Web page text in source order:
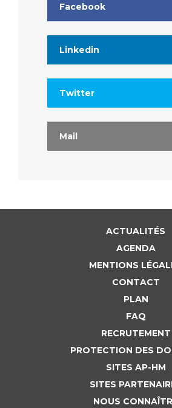
Facebook
Linkedin
Twitter
Mail
ACTUALITÉS
AGENDA
MENTIONS
CONTACT
PLAN
FAQ
RECRUTEMENT
PROTECTION DES
SITES AP-HM
SITES
NOUS